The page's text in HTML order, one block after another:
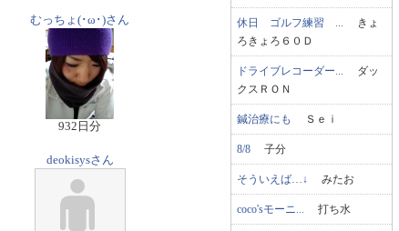
むっちょ(･ω･)さん
932日分
deokisysさん
休日 ゴルフ練習 ...
きょ
ろきょろ６０Ｄ
ドライブレコーダー...
ダッ
クスＲＯＮ
鍼治療にも Ｓｅｉ
8/8 子分
そういえば…↓ みたお
coco'sモーニ... 打ち水